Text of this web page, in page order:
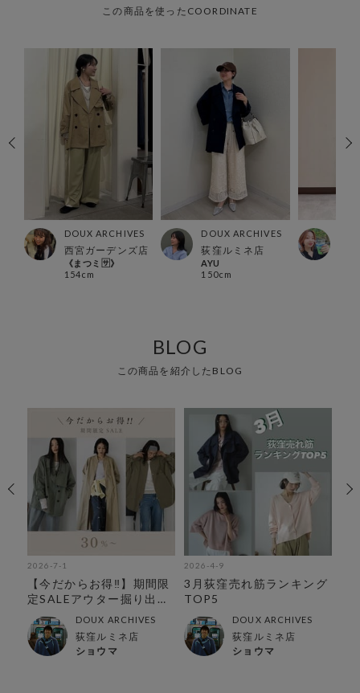
この商品を使ったCOORDINATE
DOUX ARCHIVES
西宮ガーデンズ店
《まつミ🈂️》
154cm
DOUX ARCHIVES
荻窪ルミネ店
AYU
150cm
BLOG
この商品を紹介したBLOG
2026-7-1
【今だからお得‼︎】期間限
定SALEアウター掘り出し
特集‼︎
DOUX ARCHIVES
荻窪ルミネ店
ショウマ
2026-4-9
3月荻窪売れ筋ランキング
TOP5
DOUX ARCHIVES
荻窪ルミネ店
ショウマ